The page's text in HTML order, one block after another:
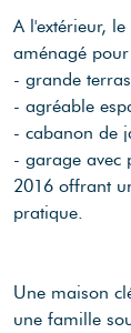
A l'extérieur,
aménagé
- grande
- agréable
- cabanon de
- garage avec
2016 offrant
pratique.
Une maison
une famille